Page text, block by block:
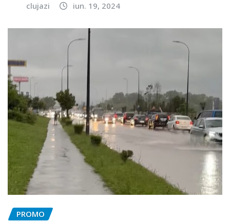
clujazi iun. 19, 2024
PROMO